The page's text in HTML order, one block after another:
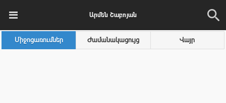
Արմեն Շաբոյան
Միջոցառումներ Ժամանակացույց Վայր